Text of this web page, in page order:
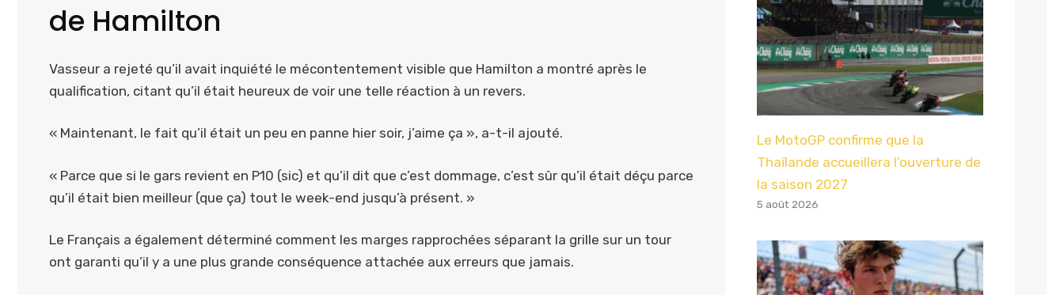
de Hamilton
Vasseur a rejeté qu’il avait inquiété le mécontentement visible que Hamilton a montré après le
qualification, citant qu’il était heureux de voir une telle réaction à un revers.
« Maintenant, le fait qu’il était un peu en panne hier soir, j’aime ça », a-t-il ajouté.
« Parce que si le gars revient en P10 (sic) et qu’il dit que c’est dommage, c’est sûr qu’il était déçu parce
qu’il était bien meilleur (que ça) tout le week-end jusqu’à présent. »
Le Français a également déterminé comment les marges rapprochées séparant la grille sur un tour
ont garanti qu’il y a une plus grande conséquence attachée aux erreurs que jamais.
Le MotoGP confirme que la
Thaïlande accueillera l’ouverture de
la saison 2027
5 août 2026